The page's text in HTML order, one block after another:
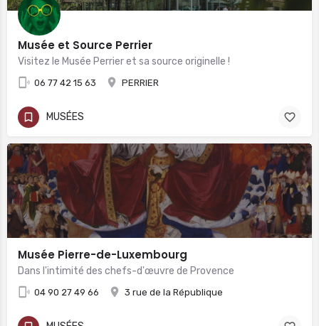
Musée et Source Perrier
Visitez le Musée Perrier et sa source originelle !
06 77 42 15 63 PERRIER
MUSÉES
Musée Pierre-de-Luxembourg
Dans l'intimité des chefs-d'œuvre de Provence
04 90 27 49 66 3 rue de la République